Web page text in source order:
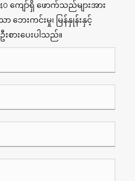
ကျော်ရှိ ဖောက်သည်များအား
ဘေးကင်းမှု၊ မြန်နှုန်းနှင့်
းစားပေးပါသည်။